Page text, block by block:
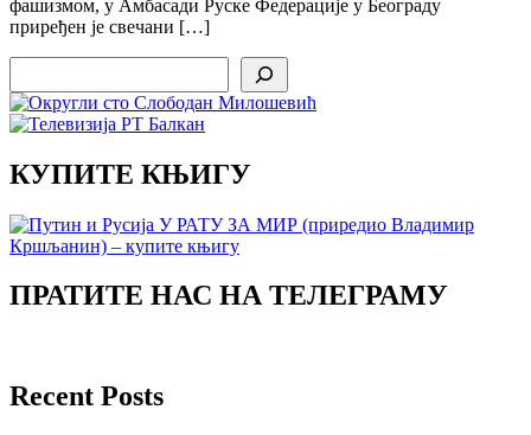
фашизмом, у Амбасади Руске Федерације у Београду
приређен је свечани […]
КУПИТЕ КЊИГУ
ПРАТИТЕ НАС НА ТЕЛЕГРАМУ
Recent Posts